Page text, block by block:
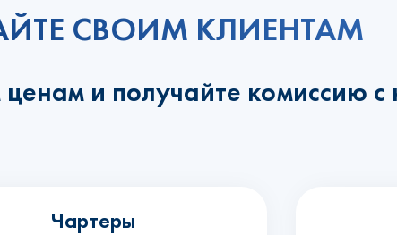
СВОИМ КЛИЕНТАМ
и получайте комиссию с
Чартеры